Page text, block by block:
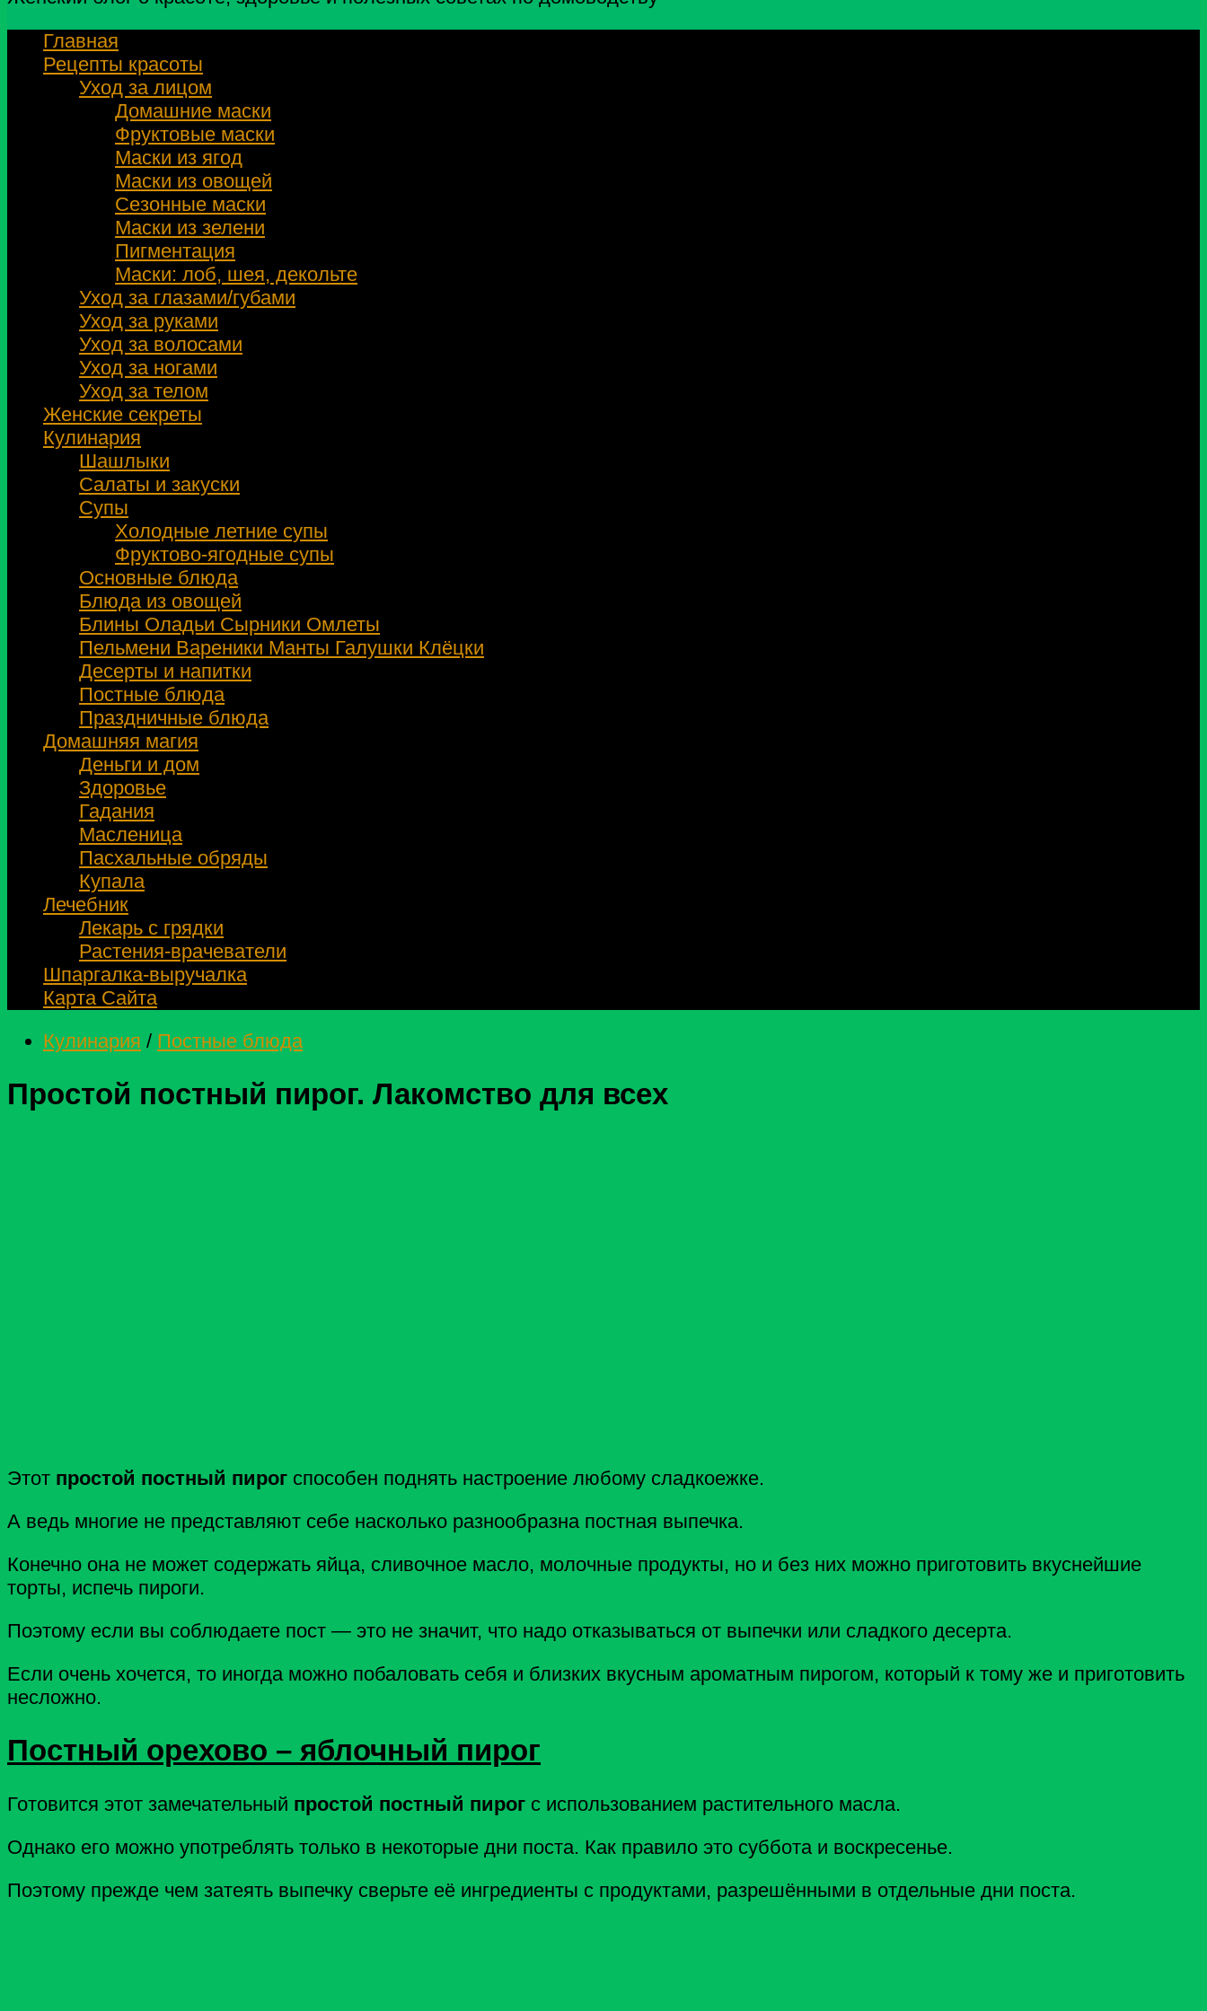
Главная
Рецепты красоты
Уход за лицом
Домашние маски
Фруктовые маски
Маски из ягод
Маски из овощей
Сезонные маски
Маски из зелени
Пигментация
Маски: лоб, шея, декольте
Уход за глазами/губами
Уход за руками
Уход за волосами
Уход за ногами
Уход за телом
Женские секреты
Кулинария
Шашлыки
Салаты и закуски
Супы
Холодные летние супы
Фруктово-ягодные супы
Основные блюда
Блюда из овощей
Блины Оладьи Сырники Омлеты
Пельмени Вареники Манты Галушки Клёцки
Десерты и напитки
Постные блюда
Праздничные блюда
Домашняя магия
Деньги и дом
Здоровье
Гадания
Масленица
Пасхальные обряды
Купала
Лечебник
Лекарь с грядки
Растения-врачеватели
Шпаргалка-выручалка
Карта Сайта
Кулинария / Постные блюда
Простой постный пирог. Лакомство для всех
Этот простой постный пирог способен поднять настроение любому сладкоежке.
А ведь многие не представляют себе насколько разнообразна постная выпечка.
Конечно она не может содержать яйца, сливочное масло, молочные продукты, но и без них можно приготовить вкуснейшие
торты, испечь пироги.
Поэтому если вы соблюдаете пост — это не значит, что надо отказываться от выпечки или сладкого десерта.
Если очень хочется, то иногда можно побаловать себя и близких вкусным ароматным пирогом, который к тому же и приготовить
несложно.
Постный орехово – яблочный пирог
Готовится этот замечательный простой постный пирог с использованием растительного масла.
Однако его можно употреблять только в некоторые дни поста. Как правило это суббота и воскресенье.
Поэтому прежде чем затеять выпечку сверьте её ингредиенты с продуктами, разрешёнными в отдельные дни поста.